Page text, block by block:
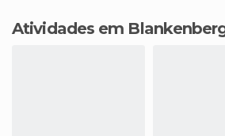
Atividades em